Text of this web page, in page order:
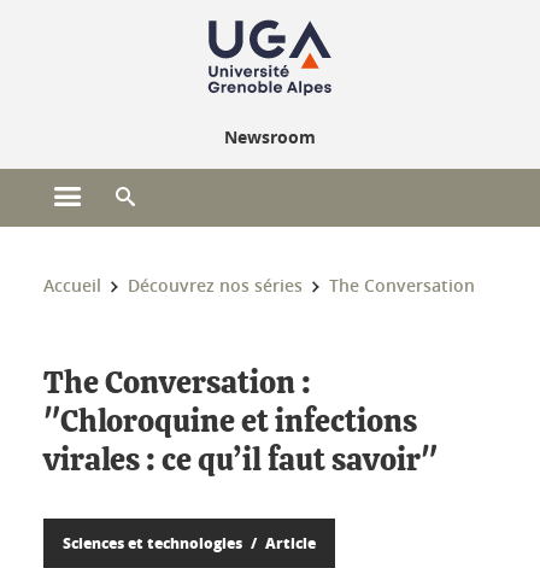
Newsroom
Ouvrir le menu principal
Vous êtes ici :
Accueil Découvrez nos séries The Conversation
The Conversation :
"Chloroquine et infections
virales : ce qu’il faut savoir"
Sciences et technologies Article